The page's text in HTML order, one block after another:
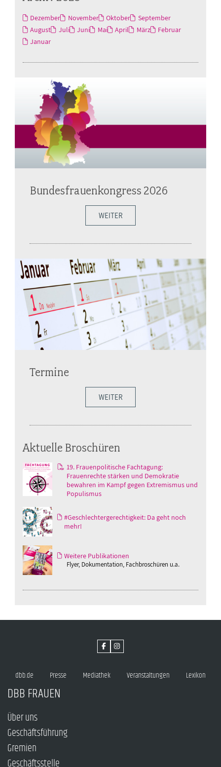
Dezember November Oktober
September
August
Juli Juni Mai April März
Februar
Januar
Bundesfrauenkongress 2026
WEITER
Termine
WEITER
Aktuelle Broschüren
19. Frauenpolitische Fachtagung:
Frauenrechte stärken und Demokratie
bewahren im Kampf gegen Extremismus und
Populismus
#Geschlechtergerechtigkeit: Da geht noch
mehr!
Weitere Publikationen
Flyer, Dokumentation, Fachbroschüren u.a.
dbb.de Presse Mediathek Veranstaltungen Lexikon
DBB FRAUEN
Über uns
Geschäftsführung
Gremien
Geschäftsstelle